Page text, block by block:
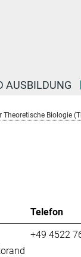
AUSBILDUNG
Theoretische Biologie
Telefon
+49 4522